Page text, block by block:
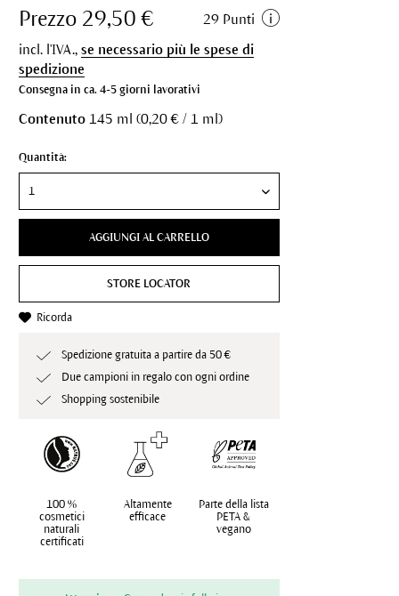
Prezzo 29,50 € 29 Punti
incl. l'IVA.,se necessario più le spese di
spedizione
Consegna in ca. 4-5 giorni lavorativi
Contenuto 145 ml (0,20 € / 1 ml)
Quantità:
AGGIUNGI AL CARRELLO
STORE LOCATOR
Ricorda
Spedizione gratuita a partire da 50 €
Due campioni in regalo con ogni ordine
Shopping sostenibile
100 %
cosmetici
naturali
certificati
Altamente
efficace
Parte della lista
PETA &
vegano